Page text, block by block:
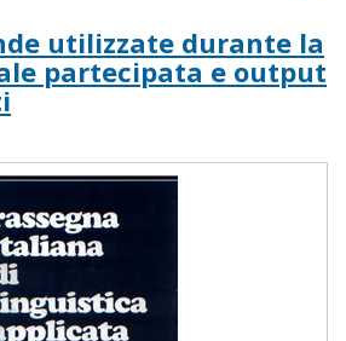
utilizzate durante la
partecipata e output